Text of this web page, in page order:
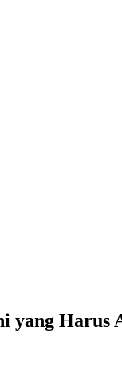
yang Harus